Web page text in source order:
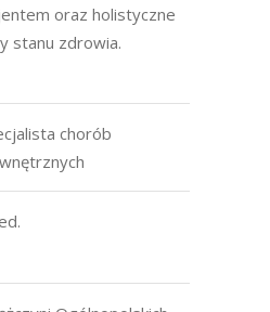
oraz holistyczne
stanu zdrowia.
chorób